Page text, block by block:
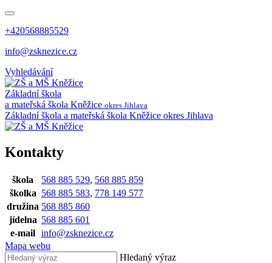
+420568885529
info@zsknezice.cz
Vyhledávání
Základní škola
a mateřská škola Kněžice okres Jihlava
Základní škola a mateřská škola Kněžice okres Jihlava
Kontakty
škola 568 885 529, 568 885 859
školka 568 885 583, 778 149 577
družina 568 885 860
jídelna 568 885 601
e-mail info@zsknezice.cz
Mapa webu
Hledaný výraz